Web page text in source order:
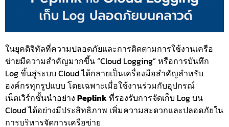
ในยุคดิจิทัลที่ความปลอดภัยและการติดตามการใช้งานเครือ
ข่ายมีความสำคัญมากขึ้น “Cloud Logging” หรือการบันทึก
Log ขึ้นสู่ระบบ Cloud ได้กลายเป็นเครื่องมือสำคัญสำหรับ
องค์กรทุกรูปแบบ โดยเฉพาะเมื่อใช้งานร่วมกับอุปกรณ์
เน็ตเวิร์กชั้นนำอย่าง Peplinkที่รองรับการจัดเก็บ Log บน
Cloud ได้อย่างมีประสิทธิภาพ เพิ่มความสะดวกและปลอดภัยใน
การบริหารจัดการเครือข่าย